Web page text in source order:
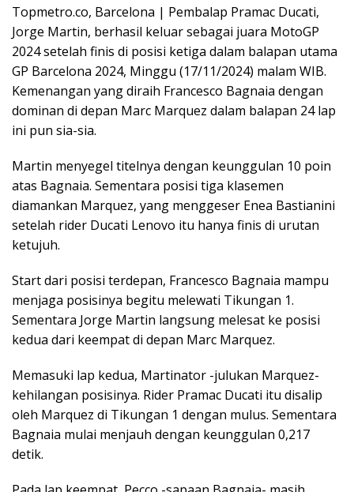
Topmetro.co, Barcelona | Pembalap Pramac Ducati,
Jorge Martin, berhasil keluar sebagai juara MotoGP
2024 setelah finis di posisi ketiga dalam balapan utama
GP Barcelona 2024, Minggu (17/11/2024) malam WIB.
Kemenangan yang diraih Francesco Bagnaia dengan
dominan di depan Marc Marquez dalam balapan 24 lap
ini pun sia-sia.
Martin menyegel titelnya dengan keunggulan 10 poin
atas Bagnaia. Sementara posisi tiga klasemen
diamankan Marquez, yang menggeser Enea Bastianini
setelah rider Ducati Lenovo itu hanya finis di urutan
ketujuh.
Start dari posisi terdepan, Francesco Bagnaia mampu
menjaga posisinya begitu melewati Tikungan 1.
Sementara Jorge Martin langsung melesat ke posisi
kedua dari keempat di depan Marc Marquez.
Memasuki lap kedua, Martinator -julukan Marquez-
kehilangan posisinya. Rider Pramac Ducati itu disalip
oleh Marquez di Tikungan 1 dengan mulus. Sementara
Bagnaia mulai menjauh dengan keunggulan 0,217
detik.